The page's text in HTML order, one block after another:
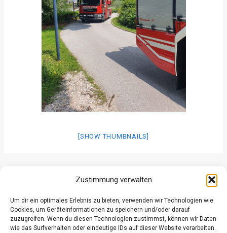
Zustimmung verwalten
Um dir ein optimales Erlebnis zu bieten, verwenden wir Technologien wie
Cookies, um Geräteinformationen zu speichern und/oder darauf
zuzugreifen. Wenn du diesen Technologien zustimmst, können wir Daten
wie das Surfverhalten oder eindeutige IDs auf dieser Website verarbeiten.
[SHOW THUMBNAILS]